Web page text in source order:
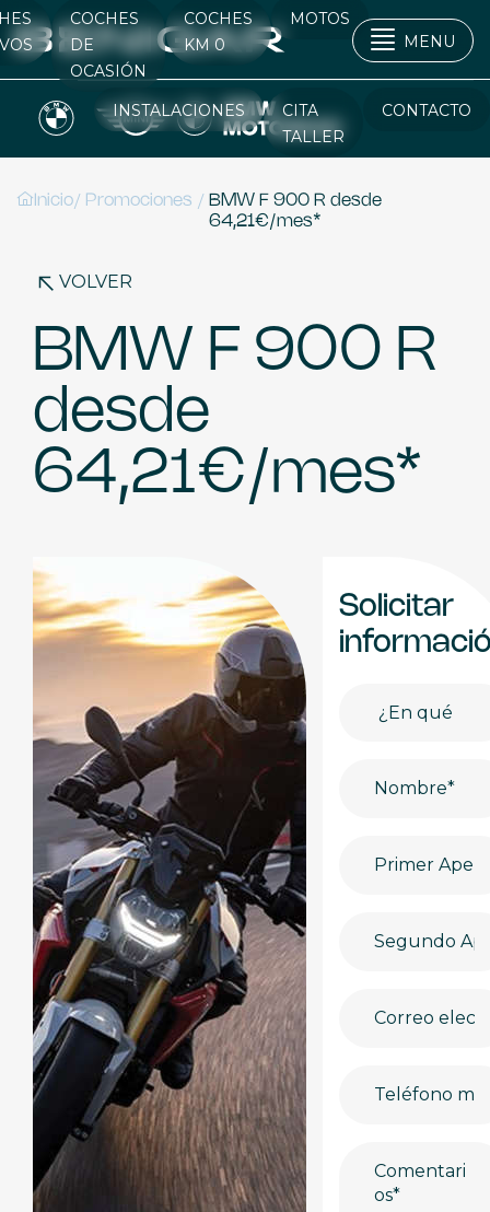
COCHES
DE
OCASIÓN
COCHES
KM 0
MOTOS
MENU
INSTALACIONES
CITA
TALLER
CONTACTO
Inicio/ Promociones / BMW F 900 R desde
64,21€/mes*
VOLVER
BMW F 900 R
desde
64,21€/mes*
Solicitar